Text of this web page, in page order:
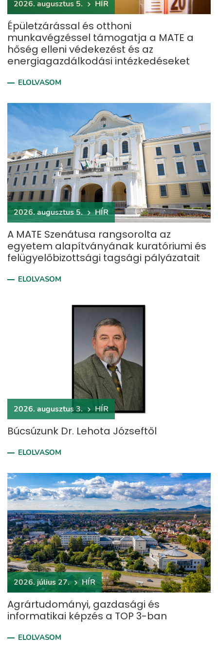
2026. augusztus 5. HÍR
Épületzárással és otthoni
munkavégzéssel támogatja a MATE a
hőség elleni védekezést és az
energiagazdálkodási intézkedéseket
ELOLVASOM
2026. augusztus 5. HÍR
A MATE Szenátusa rangsorolta az
egyetem alapítványának kuratóriumi és
felügyelőbizottsági tagsági pályázatait
ELOLVASOM
2026. augusztus 3. HÍR
Búcsúzunk Dr. Lehota Józseftől
ELOLVASOM
2026. július 27. HÍR
Agrártudományi, gazdasági és
informatikai képzés a TOP 3-ban
ELOLVASOM